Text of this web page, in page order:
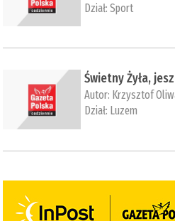
Dział:Sport
Świetny Żyła,
Autor: Krzysztof
Dział: Luzem